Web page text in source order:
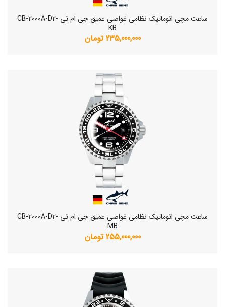
ساعت مچی اتوماتیک نظامی غواصی عمیق جی ام تی CB-2000A-D2-
KB
235,000,000 تومان
ساعت مچی اتوماتیک نظامی غواصی عمیق جی ام تی CB-2000A-D2-
MB
255,000,000 تومان